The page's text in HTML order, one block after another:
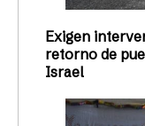
Exigen
retorno de
Israel